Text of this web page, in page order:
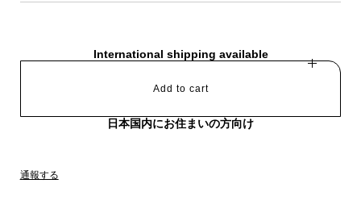
International shipping available
Add to cart
日本国内にお住まいの方向け
通報する